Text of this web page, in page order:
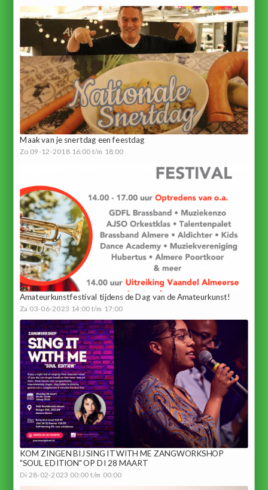
Maak van je snertdag een feestdag
Zo 09-12-2018 16:00 t/m 18:00
Amateurkunstfestival tijdens de Dag van de Amateurkunst!
Za 03-06-2023 14:00 t/m 17:00
KOM ZINGEN BIJ SING IT WITH ME ZANGWORKSHOP
"SOUL EDITION" OP DI 28 MAART
Di 28-02-2023 00:00 t/m 00:00